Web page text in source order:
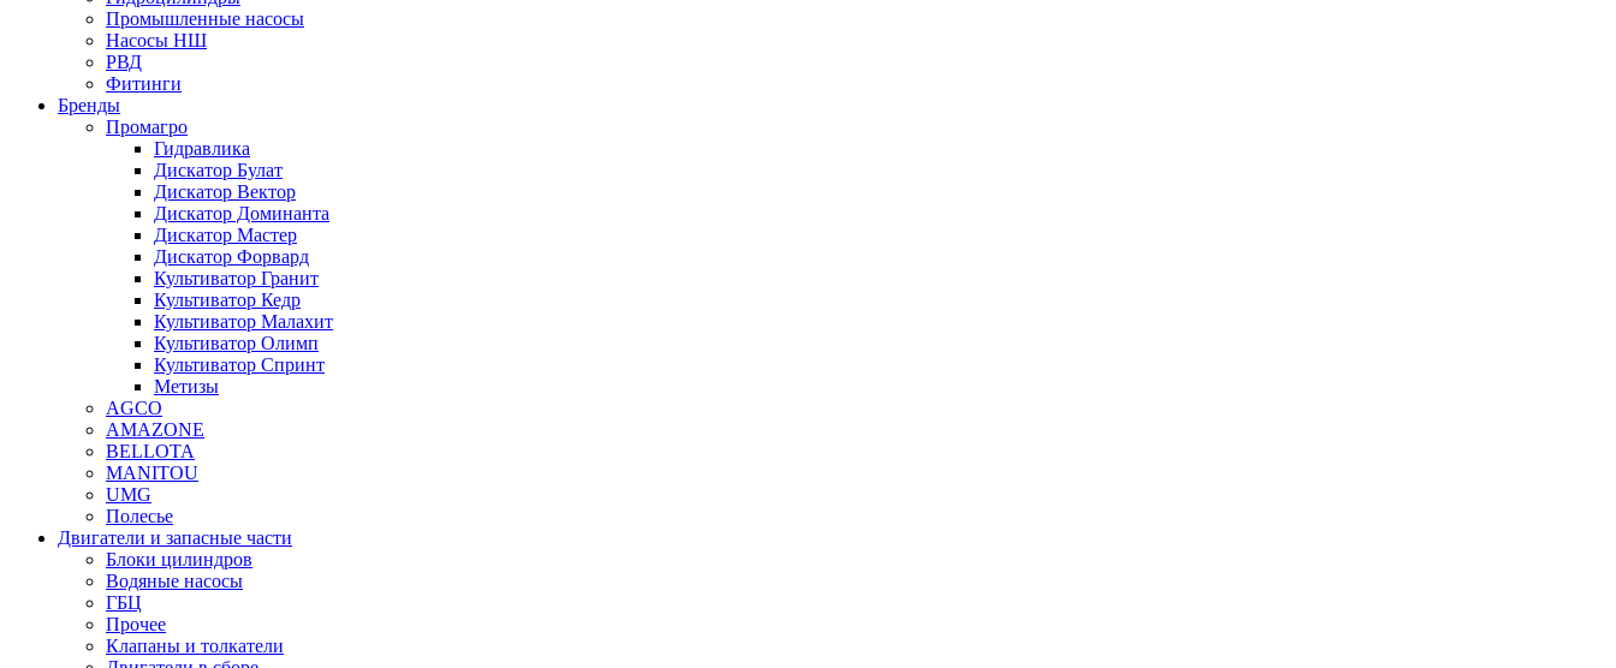
Промышленные насосы
Насосы НШ
РВД
Фитинги
Бренды
Промагро
Гидравлика
Дискатор Булат
Дискатор Вектор
Дискатор Доминанта
Дискатор Мастер
Дискатор Форвард
Культиватор Гранит
Культиватор Кедр
Культиватор Малахит
Культиватор Олимп
Культиватор Спринт
Метизы
AGCO
AMAZONE
BELLOTA
MANITOU
UMG
Полесье
Двигатели и запасные части
Блоки цилиндров
Водяные насосы
ГБЦ
Прочее
Клапаны и толкатели